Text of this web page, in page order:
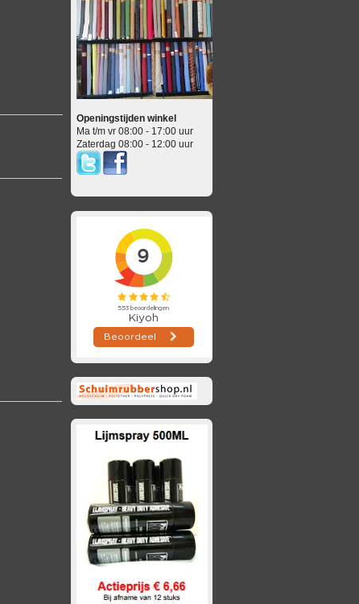
Openingstijden winkel
Ma t/m vr 08:00 - 17:00 uur
Zaterdag 08:00 - 12:00 uur